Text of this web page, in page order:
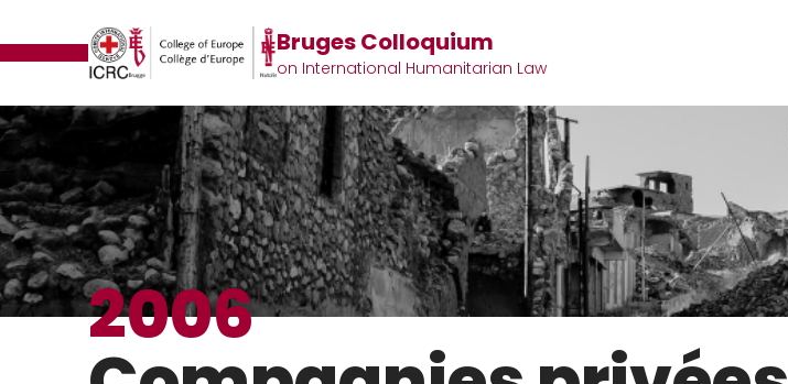
Bruges Colloquium
on International Humanitarian Law
2006